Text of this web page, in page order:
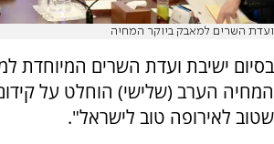
ועדת השרים למאבק ביוקר המחיה
בסיום ישיבת ועדת השרים המיוחדת
המחיה הערב (שלישי) הוחלט על
שטוב לאירופה טוב לישראל".